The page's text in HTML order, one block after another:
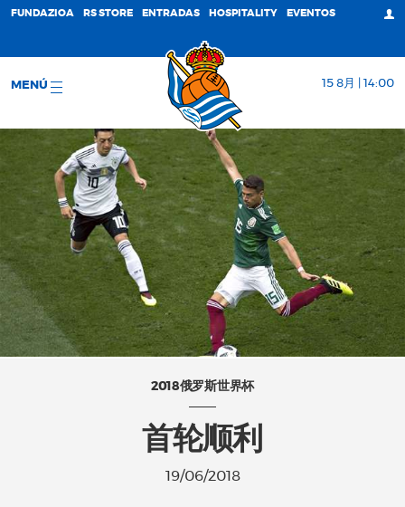
FUNDAZIOA RS STORE ENTRADAS HOSPITALITY EVENTOS
MENÚ 15 8月 | 14:00
2018俄罗斯世界杯
首轮顺利
19/06/2018